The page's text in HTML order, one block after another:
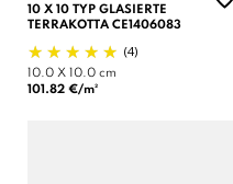
10 X 10 TYP GLASIERTE
TERRAKOTTA CE1406083
(4)
10.0 X 10.0 cm
101.82 €/m²